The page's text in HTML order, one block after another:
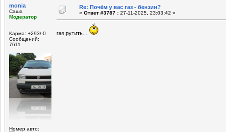
monia
Саша
Модератор
Карма: +293/-0
Сообщений:
7611
Номер авто:
Re: Почём у вас газ - бензин?
« Ответ #3787 : 27-11-2025, 23:03:42 »
газ рутить...